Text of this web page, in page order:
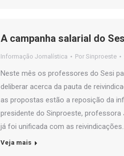
A campanha salarial do
Informação Jornalística Por Sinproeste
Neste mês os professores do Sesi
deliberar acerca da pauta de
as propostas estão a reposição da
presidente do Sinproeste, professora
já foi unificada com as
Veja mais